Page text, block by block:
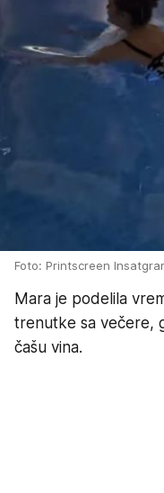
Foto: Printscreen
Mara je podelila
trenutke sa večere,
čašu vina.